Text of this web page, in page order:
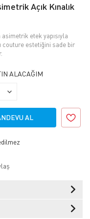
Açık Kınalık
etek yapısıyla
couture estetiğini sade bir
ALACAĞIM
AL